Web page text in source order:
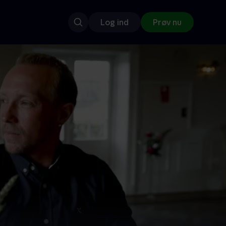
Log ind Prøv nu